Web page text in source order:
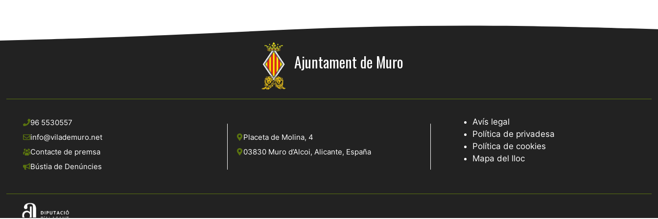
Ajuntament de Muro
96 5530557
info@vilademuro.net
Contacte de premsa
Bústia de Denúncies
Placeta de Molina, 4
03830 Muro d’Alcoi, Alicante, España
Avís legal
Política de privadesa
Política de cookies
Mapa del lloc